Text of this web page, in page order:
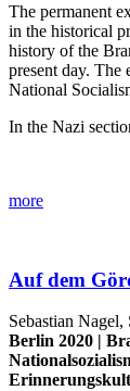
The permanent
in the historical
history of the
present day.
National
In the Nazi
more
Auf dem
Sebastian
Berlin 2020 |